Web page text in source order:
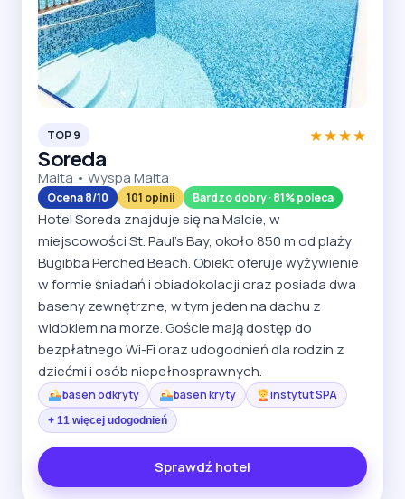
TOP 9 ★★★★
Soreda
Malta • Wyspa Malta
Ocena 8/10 101 opinii Bardzo dobry · 81% poleca
Hotel Soreda znajduje się na Malcie, w
miejscowości St. Paul's Bay, około 850 m od plaży
Bugibba Perched Beach. Obiekt oferuje wyżywienie
w formie śniadań i obiadokolacji oraz posiada dwa
baseny zewnętrzne, w tym jeden na dachu z
widokiem na morze. Goście mają dostęp do
bezpłatnego Wi-Fi oraz udogodnień dla rodzin z
dziećmi i osób niepełnosprawnych.
basen odkryty basen kryty instytut SPA
+ 11 więcej udogodnień
Sprawdź hotel